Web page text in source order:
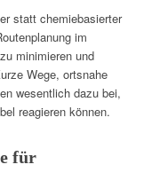
statt chemiebasierter
im
minimieren und
Wege, ortsnahe
wesentlich dazu bei,
reagieren können.
für